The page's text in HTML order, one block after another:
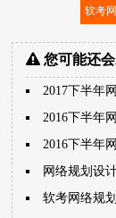
软考
您可能还
2017下半年
2016下半年
2016下半年
网络规划设
软考网络规